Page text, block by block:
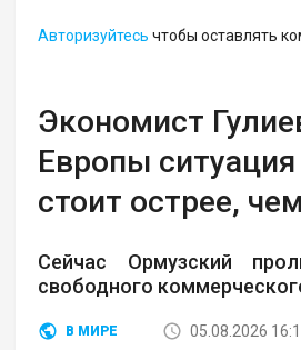
Авторизуйтесь чтобы оставлять
Экономист
Европы ситуация
стоит острее,
Сейчас Ормузский
свободного
В МИРЕ
05.08.2026